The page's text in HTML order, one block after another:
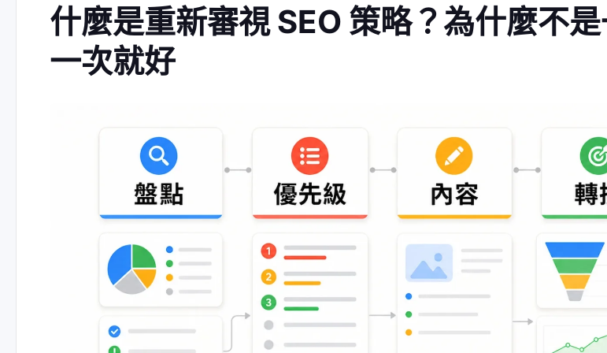
什麼是重新審視 SEO 策略？為什麼不
一次就好